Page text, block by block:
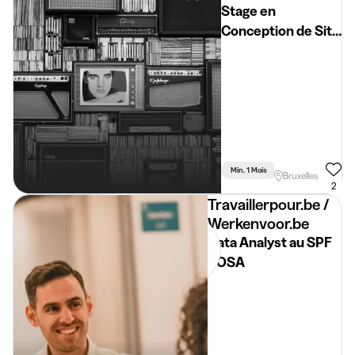
Stage en
Conception de Site
Internet
Min. 1 Mois Temps Partiel
Bruxelles
2
Travaillerpour.be /
Werkenvoor.be
Data Analyst au SPF
BOSA